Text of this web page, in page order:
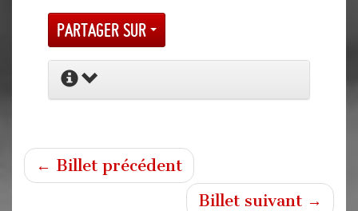
Partager sur
← Billet précédent
Billet suivant →